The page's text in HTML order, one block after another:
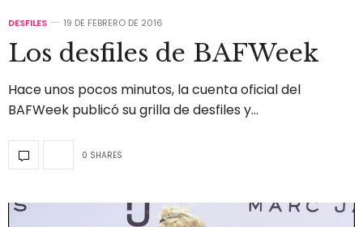
DESFILES 19 DE FEBRERO DE 2016
Los desfiles de BAFWeek
Hace unos pocos minutos, la cuenta oficial del
BAFWeek publicó su grilla de desfiles y…
0 SHARES